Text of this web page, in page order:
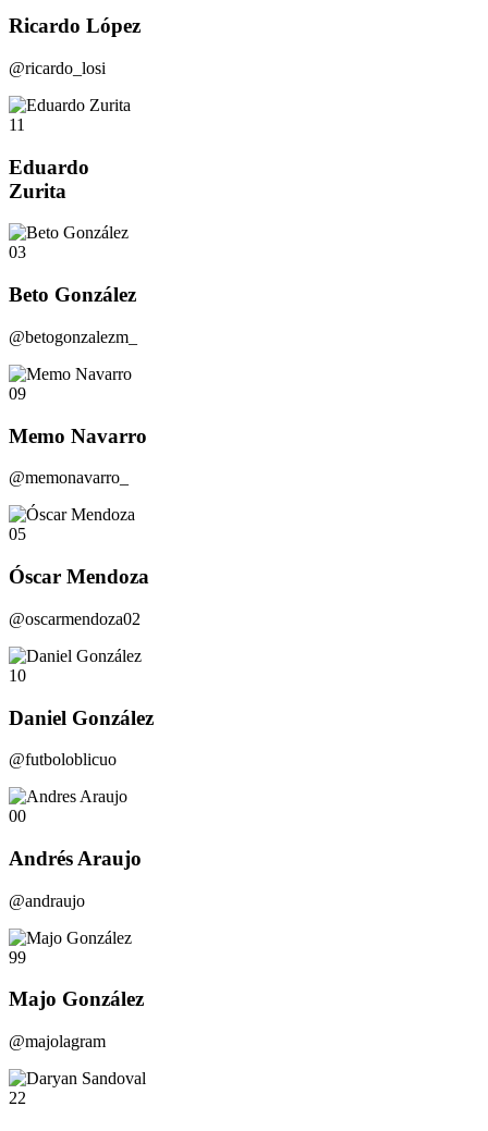
Ricardo López
@ricardo_losi
11
Eduardo
Zurita
03
Beto González
@betogonzalezm_
09
Memo Navarro
@memonavarro_
05
Óscar Mendoza
@oscarmendoza02
10
Daniel González
@futboloblicuo
00
Andrés Araujo
@andraujo
99
Majo González
@majolagram
22